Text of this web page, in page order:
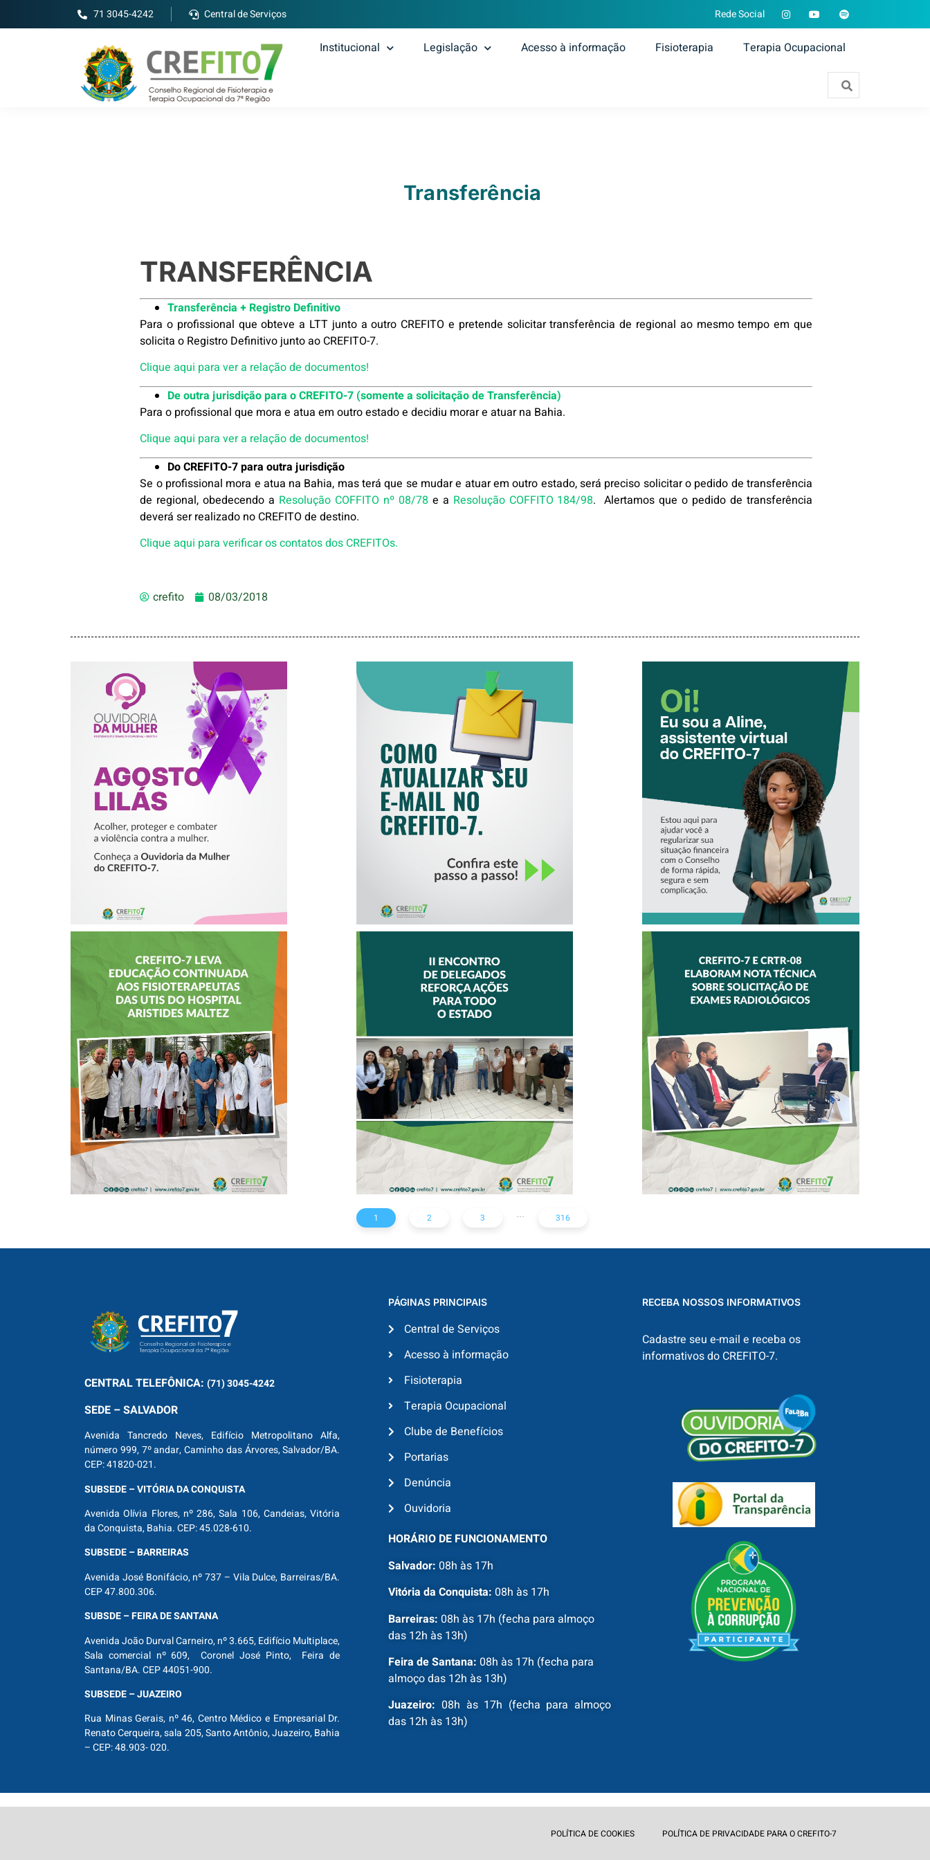
71 3045-4242 Central de Serviços Rede Social
Institucional Legislação Acesso à informação Fisioterapia Terapia Ocupacional
Transferência
TRANSFERÊNCIA
Transferência + Registro Definitivo
Para o profissional que obteve a LTT junto a outro CREFITO e pretende solicitar transferência de regional ao mesmo tempo em que
solicita o Registro Definitivo junto ao CREFITO-7.
Clique aqui para ver a relação de documentos!
De outra jurisdição para o CREFITO-7 (somente a solicitação de Transferência)
Para o profissional que mora e atua em outro estado e decidiu morar e atuar na Bahia.
Clique aqui para ver a relação de documentos!
Do CREFITO-7 para outra jurisdição
Se o profissional mora e atua na Bahia, mas terá que se mudar e atuar em outro estado, será preciso solicitar o pedido de transferência
de regional, obedecendo a Resolução COFFITO nº 08/78 e a Resolução COFFITO 184/98. Alertamos que o pedido de transferência
deverá ser realizado no CREFITO de destino.
Clique aqui para verificar os contatos dos CREFITOs.
crefito 08/03/2018
AGOSTO LILÁS –
ACOLHER,
PROTEGER E
COMBATER A
VIOLÊNCIA
CONTRA A
MULHER
COMO ATUALIZAR
SEU E-MAIL NO
CREFITO-7
CONHEÇA A
‘ALINE’,
ASSISTENTE
VIRTUAL DO
CREFITO-7
CREFITO-7 LEVA
EDUCAÇÃO
CONTINUADA AOS
FISIOTERAPEUTAS
DAS UTIs DO
HOSPITAL
ARISTIDES
MALTEZ
II ENCONTRO DE
REFORÇA AÇÕES
PARA TODO O
ESTADO
CREFITO-7 E
CRTR-08 INICIAM
NOTA TÉCNICA
SOLICITAÇÃO DE
EXAMES
RADIOLÓGICOS
1 2 3 ... 316
CENTRALTELEFÔNICA: (71) 3045-4242
SEDE – SALVADOR
Avenida Tancredo Neves, Edifício Metropolitano Alfa,
número 999, 7º andar, Caminho das Árvores, Salvador/BA.
CEP: 41820-021.
SUBSEDE – VITÓRIA DA CONQUISTA
Avenida Olívia Flores, nº 286, Sala 106, Candeias, Vitória
da Conquista, Bahia. CEP: 45.028-610.
SUBSEDE – BARREIRAS
Avenida José Bonifácio, nº 737 – Vila Dulce, Barreiras/BA.
CEP 47.800.306.
SUBSDE – FEIRA DE SANTANA
Avenida João Durval Carneiro, nº 3.665, Edifício Multiplace,
Sala comercial nº 609, Coronel José Pinto, Feira de
Santana/BA. CEP 44051-900.
SUBSEDE – JUAZEIRO
Rua Minas Gerais, nº 46, Centro Médico e Empresarial Dr.
Renato Cerqueira, sala 205, Santo Antônio, Juazeiro, Bahia
– CEP: 48.903- 020.
PÁGINAS PRINCIPAIS
Central de Serviços
Acesso à informação
Fisioterapia
Terapia Ocupacional
Clube de Benefícios
Portarias
Denúncia
Ouvidoria
HORÁRIO DE FUNCIONAMENTO
Salvador: 08h às 17h
Vitória da Conquista: 08h às 17h
Barreiras: 08h às 17h (fecha para almoço
das 12h às 13h)
Feira de Santana: 08h às 17h (fecha para
almoço das 12h às 13h)
Juazeiro: 08h às 17h (fecha para almoço
das 12h às 13h)
RECEBA NOSSOS INFORMATIVOS
Cadastre seu e-mail e receba os
informativos do CREFITO-7.
POLÍTICA DE COOKIES POLÍTICA DE PRIVACIDADE PARA O CREFITO-7